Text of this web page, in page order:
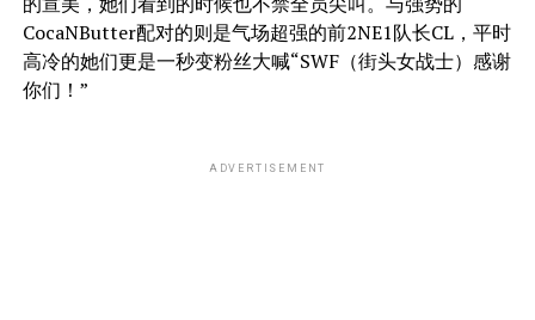
CocaNButter配对的则是气场超强的前2NE1队长CL，平时
高冷的她们更是一秒变粉丝大喊“SWF（街头女战士）感谢
你们！”
ADVERTISEMENT